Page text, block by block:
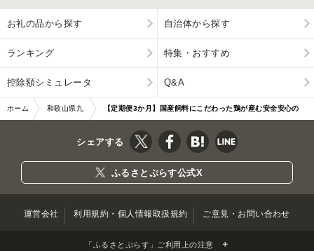
お礼の品から探す 自治体から探す
ランキング 特集・おすすめ
控除額シミュレータ Q&A
ホーム 和歌山県九 【定期便3か月】国産飼料にこだわった鶏が産む安全安心の
『レモン色たまご』60玉
シェアする
ふるさとぷらす公式X
運営会社 利用規約・個人情報取扱規約 ご意見・お問い合わせ
「ふるさとぷらす」ご利用上の注意